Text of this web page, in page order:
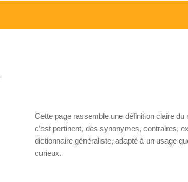
Cette page rassemble une définition claire du
c’est pertinent, des synonymes, contraires,
dictionnaire généraliste, adapté à un usage
curieux.